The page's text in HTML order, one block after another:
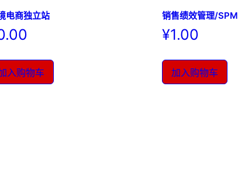
电商独立站
入购物车
销售绩效管理/SPM
¥1.00
加入购物车